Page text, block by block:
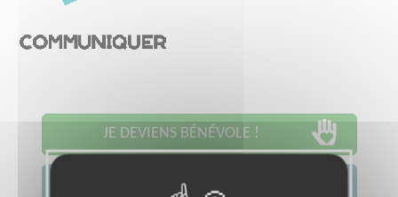
JE DEVIENS BÉNÉVOLE !
JE CONTACTE L'ASSOCIATION